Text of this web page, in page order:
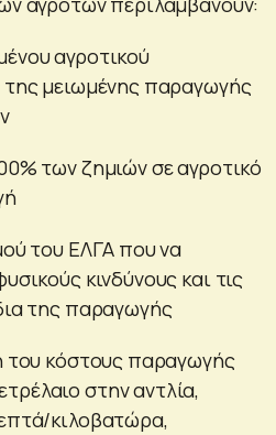
αγροτικού
της μειωμένης παραγωγής
των ζημιών σε αγροτικό
του ΕΛΓΑ που να
κινδύνους και τις
της παραγωγής
του κόστους παραγωγής
στην αντλία,
κιλοβατώρα,